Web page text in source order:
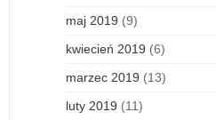
maj 2019 (9)
kwiecień 2019 (6)
marzec 2019 (13)
luty 2019 (11)